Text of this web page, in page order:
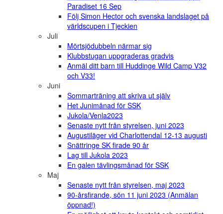
Paradiset 16 Sep
Följ Simon Hector och svenska landslaget på
världscupen i Tjeckien
Juli
Mörtsjödubbeln närmar sig
Klubbstugan uppgraderas gradvis
Anmäl ditt barn till Huddinge Wild Camp V32
och V33!
Juni
Sommarträning att skriva ut själv
Het Junimånad för SSK
Jukola/Venla2023
Senaste nytt från styrelsen, juni 2023
Augustiläger vid Charlottendal 12-13 augusti
Snättringe SK firade 90 år
Lag till Jukola 2023
En galen tävlingsmånad för SSK
Maj
Senaste nytt från styrelsen, maj 2023
90-årsfirande, sön 11 juni 2023 (Anmälan
öppnad!)